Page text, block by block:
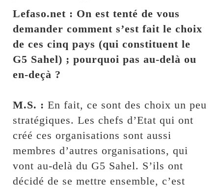
Lefaso.net : On est tenté de vous
demander comment s’est fait le choix
de ces cinq pays (qui constituent le
G5 Sahel) ; pourquoi pas au-delà ou
en-deçà ?
M.S. : En fait, ce sont des choix un peu
stratégiques. Les chefs d’Etat qui ont
créé ces organisations sont aussi
membres d’autres organisations, qui
vont au-delà du G5 Sahel. S’ils ont
décidé de se mettre ensemble, c’est